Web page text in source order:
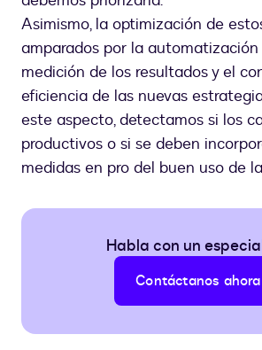
Asimismo, la optimización de
amparados por la
medición de los resultados y el
eficiencia de las nuevas
este aspecto, detectamos si los
productivos o si se deben
medidas en pro del buen uso de
Habla con un
Contáctanos ahora